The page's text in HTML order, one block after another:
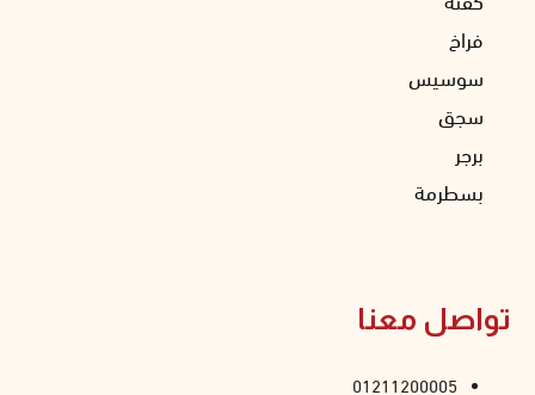
فراخ
سوسيس
سجق
برجر
بسطرمة
تواصل معنا
01211200005